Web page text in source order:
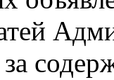
за